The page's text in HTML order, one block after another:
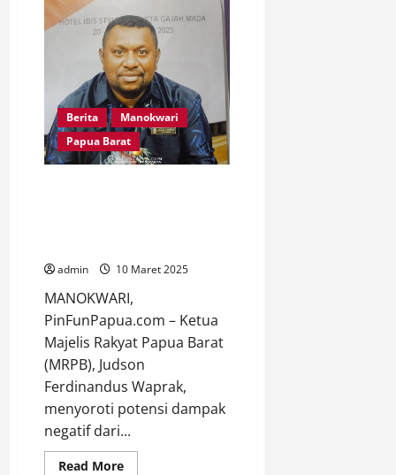
Barat
Apresiasi
Bupati
Teluk
Wondama
atas
Dukungan
terhadap
MRPB
dan
Pemuda
Berita
Manokwari
Papua Barat
admin 10 Maret 2025
MANOKWARI,
PinFunPapua.com – Ketua
Majelis Rakyat Papua Barat
(MRPB), Judson
Ferdinandus Waprak,
menyoroti potensi dampak
negatif dari...
Read MoreRead